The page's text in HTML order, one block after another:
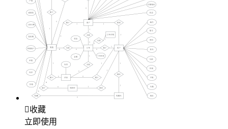
收藏
立即使用